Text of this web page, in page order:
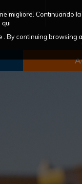
migliore. Continuando
qui
By continuing browsing